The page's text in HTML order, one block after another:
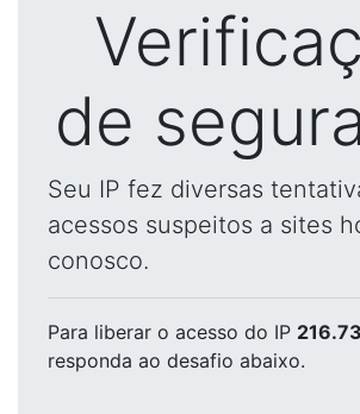
de
Seu IP fez diversas
acessos suspeitos a sites
conosco.
Para liberar o acesso do IP
responda ao desafio abaixo.